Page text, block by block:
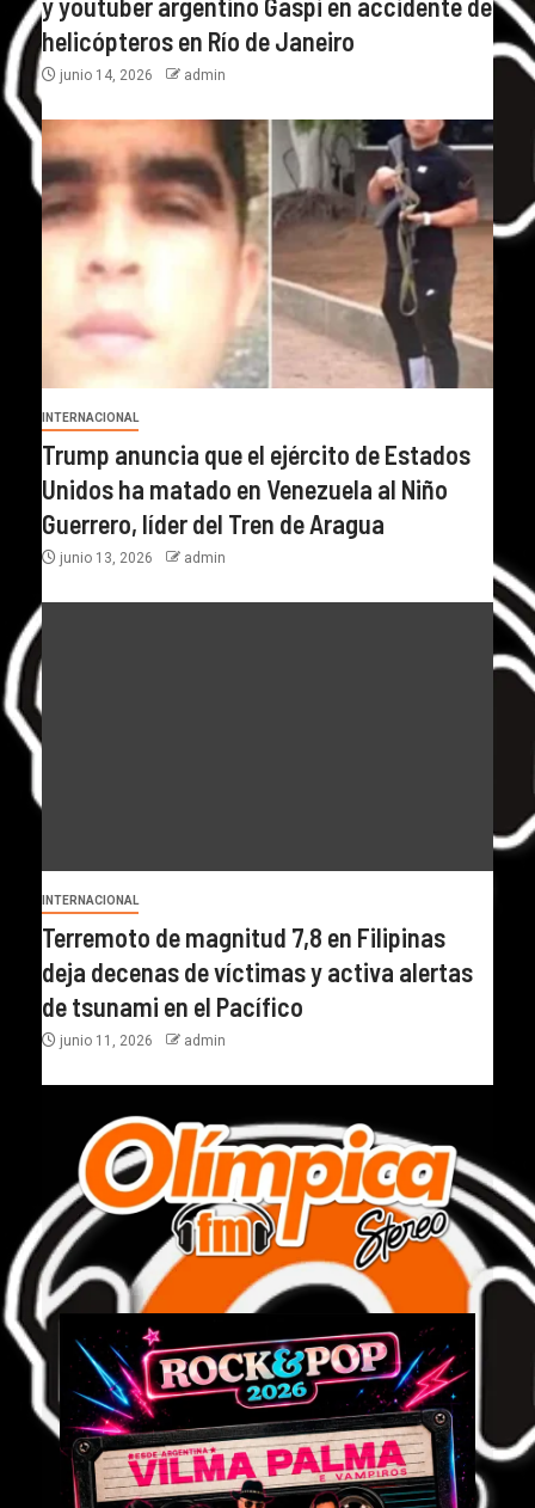
helicópteros en Río de Janeiro
junio 14, 2026 admin
INTERNACIONAL
Trump anuncia que el ejército de Estados
Unidos ha matado en Venezuela al Niño
Guerrero, líder del Tren de Aragua
junio 13, 2026 admin
INTERNACIONAL
Terremoto de magnitud 7,8 en Filipinas
deja decenas de víctimas y activa alertas
de tsunami en el Pacífico
junio 11, 2026 admin